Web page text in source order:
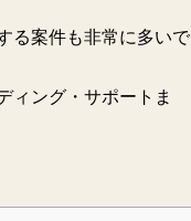
る案件も非常に多いで
ィング・サポートま